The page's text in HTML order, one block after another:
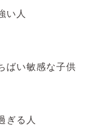
い人
ばい敏感な子供
ぎる人